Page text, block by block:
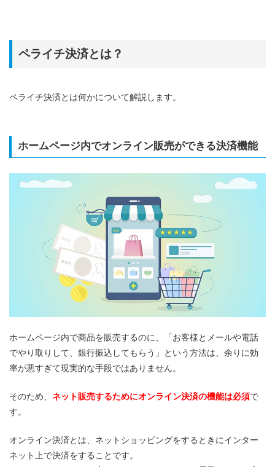
ペライチ決済とは？
ペライチ決済とは何かについて解説します。
ホームページ内でオンライン販売ができる決済機能
ホームページ内で商品を販売するのに、「お客様とメールや電話
でやり取りして、銀行振込してもらう」という方法は、余りに効
率が悪すぎて現実的な手段ではありません。
そのため、 ネット販売するためにオンライン決済の機能は必須で
す。
オンライン決済とは、ネットショッピングをするときにインター
ネット上で決済をすることです。